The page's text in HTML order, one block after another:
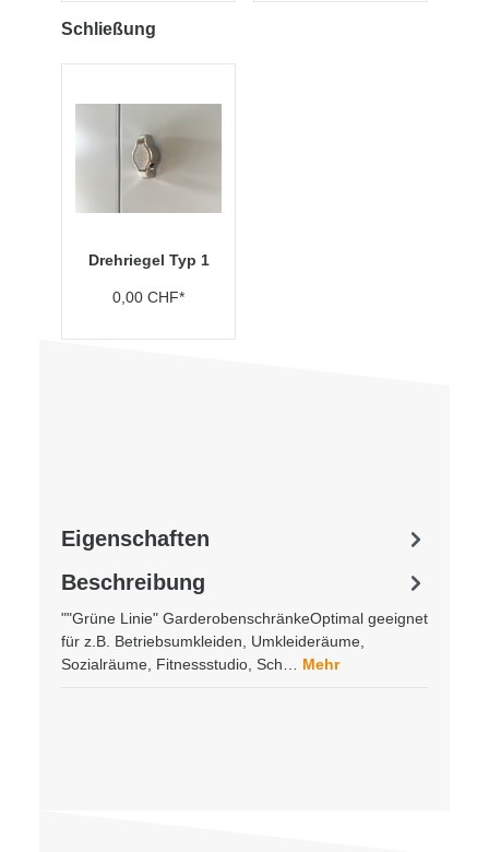
Schließung
Drehriegel Typ 1
0,00 CHF*
Beschreibung
""Grüne Linie" GarderobenschränkeOptimal geeignet
für z.B. Betriebsumkleiden, Umkleideräume,
Sozialräume, Fitnessstudio, Sch… Mehr
Eigenschaften